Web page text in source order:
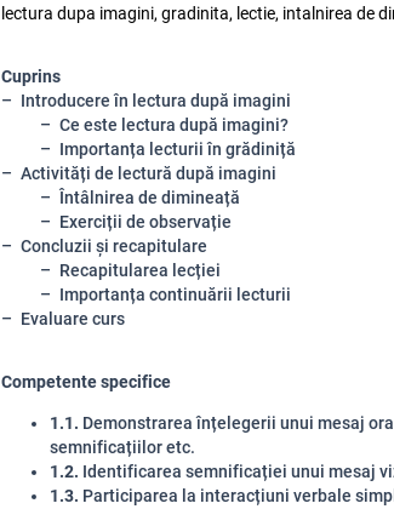
lectura dupa imagini, gradinita, lectie, intalnirea de
Cuprins
Introducere în lectura după imagini
Ce este lectura după imagini?
Importanța lecturii în grădiniță
Activități de lectură după imagini
Întâlnirea de dimineață
Exerciții de observație
Concluzii și recapitulare
Recapitularea lecției
Importanța continuării lecturii
Evaluare curs
Competente specifice
1.1. Demonstrarea înțelegerii unui mesaj
semnificațiilor etc.
1.2. Identificarea semnificației unui mesaj
1.3. Participarea la interacțiuni verbale